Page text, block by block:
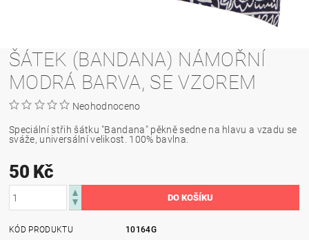
ŠÁTEK (BANDANA) NÁMOŘNÍ
MODRÁ BARVA, SE VZOREM
Neohodnoceno
Speciální střih šátku "Bandana" pěkně sedne na hlavu a vzadu se
sváže, universální velikost. 100% bavlna.
50 Kč
KÓD PRODUKTU
10164G